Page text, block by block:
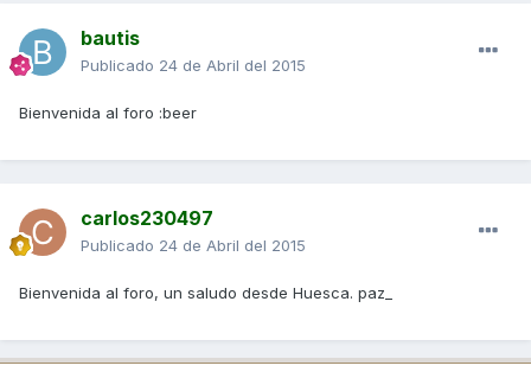
bautis
Publicado 24 de Abril del 2015
Bienvenida al foro :beer
carlos230497
Publicado 24 de Abril del 2015
Bienvenida al foro, un saludo desde Huesca. paz_